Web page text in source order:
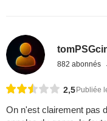
882 abonnés
2,5Publiée
On n'est clairement pas